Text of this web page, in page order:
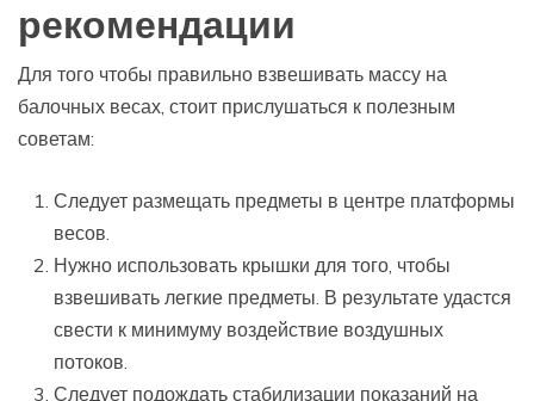
рекомендации
Для того чтобы правильно взвешивать массу на
балочных весах, стоит прислушаться к полезным
советам:
Следует размещать предметы в центре платформы
весов.
Нужно использовать крышки для того, чтобы
взвешивать легкие предметы. В результате удастся
свести к минимуму воздействие воздушных
потоков.
Следует подождать стабилизации показаний на